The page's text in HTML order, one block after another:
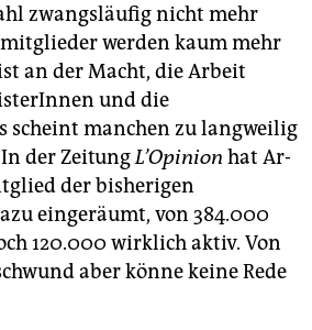
zwangsläufig nicht mehr
werden kaum mehr
an der Macht, die Arbeit
und die
scheint manchen zu langweilig
In der ZeitungL’Opinion hat Ar­
der bisherigen
eingeräumt, von 384.000
120.000 wirklich aktiv. Von
aber könne keine Rede